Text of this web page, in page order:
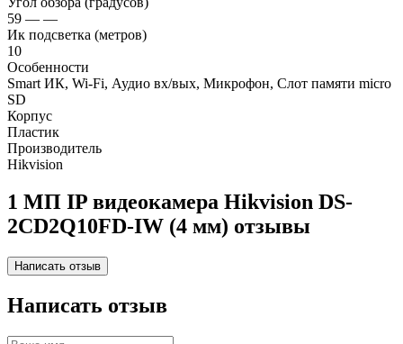
59 — —
Ик подсветка (метров)
10
Особенности
Smart ИК, Wi-Fi, Аудио вх/вых, Микрофон, Слот памяти micro
SD
Корпус
Пластик
Производитель
Hikvision
1 МП IP видеокамера Hikvision DS-
2CD2Q10FD-IW (4 мм) отзывы
Написать отзыв